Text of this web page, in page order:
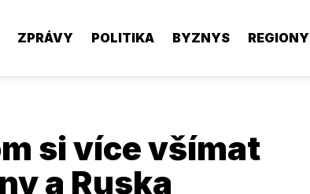
ZPRÁVY POLITIKA BYZNYS REGIONY
si více všímat
a Ruska